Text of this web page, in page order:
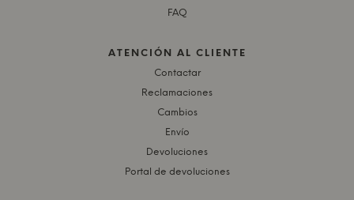
FAQ
ATENCIÓN AL CLIENTE
Contactar
Reclamaciones
Cambios
Envío
Devoluciones
Portal de devoluciones